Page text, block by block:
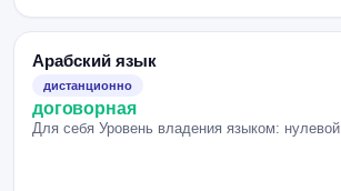
Арабский язык
дистанционно
договорная
Для себя Уровень владения языком: нулевой